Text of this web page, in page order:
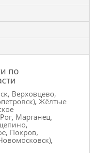
по
Верховцево,
Жёлтые
Марганец,
Покров,